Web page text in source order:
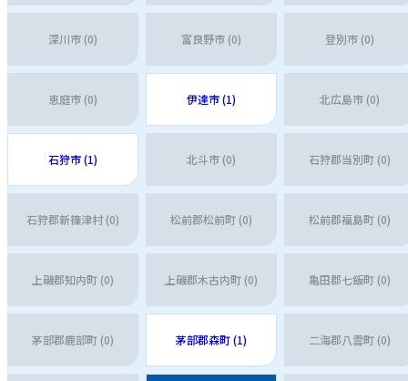
深川市 (0) 富良野市 (0) 登別市 (0)
恵庭市 (0) 伊達市 (1) 北広島市 (0)
石狩市 (1) 北斗市 (0) 石狩郡当別町 (0)
石狩郡新篠津村 (0) 松前郡松前町 (0) 松前郡福島町 (0)
上磯郡知内町 (0) 上磯郡木古内町 (0) 亀田郡七飯町 (0)
茅部郡鹿部町 (0) 茅部郡森町 (1) 二海郡八雲町 (0)